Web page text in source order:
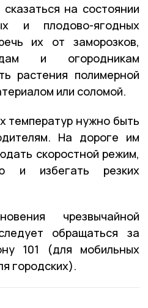
на состоянии
и плодово-ягодных
их от заморозков,
и огородникам
растения полимерной
или соломой.
температур нужно быть
На дороге им
скоростной режим,
и избегать резких
чрезвычайной
обращаться за
101 (для мобильных
городских).